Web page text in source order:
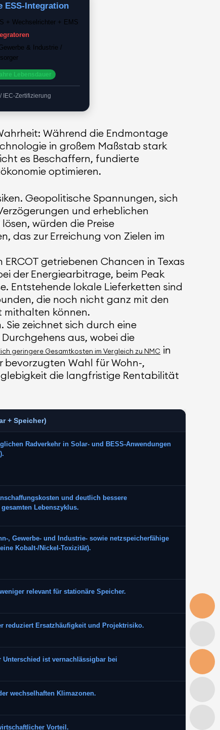
ESS-Integration
+ Wechselrichter + EMS
& Industrie /
Lebensdauer
IEC-Zertifizierung
Während die Endmontage
in großem Maßstab stark
es Beschaffern, fundierte
optimieren.
Geopolitische Spannungen, sich
und erheblichen
würden die Preise
das zur Erreichung von Zielen im
getriebenen Chancen in Texas
der Energiearbitrage, beim Peak
Entstehende lokale Lieferketten sind
die noch nicht ganz mit den
mithalten können.
Sie zeichnet sich durch eine
aus, wobei die
geringere Gesamtkosten im Vergleich zu NMC in
bevorzugten Wahl für Wohn-,
die langfristige Rentabilität
+ Speicher)
Radverkehr in Solar- und BESS-Anwendungen
und deutlich bessere
Lebenszyklus.
, Gewerbe- und Industrie- sowie netzspeicherfähige
Kobalt-/Nickel-Toxizität).
relevant für stationäre Speicher.
reduziert Ersatzhäufigkeit und Projektrisiko.
Unterschied ist vernachlässigbar bei
wechselhaften Klimazonen.
Vorteil.